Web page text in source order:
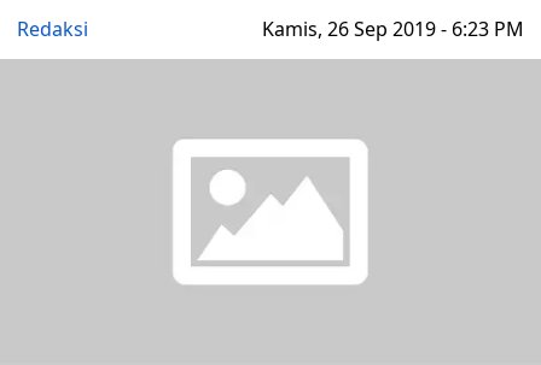
Redaksi Kamis, 26 Sep 2019 - 6:23 PM